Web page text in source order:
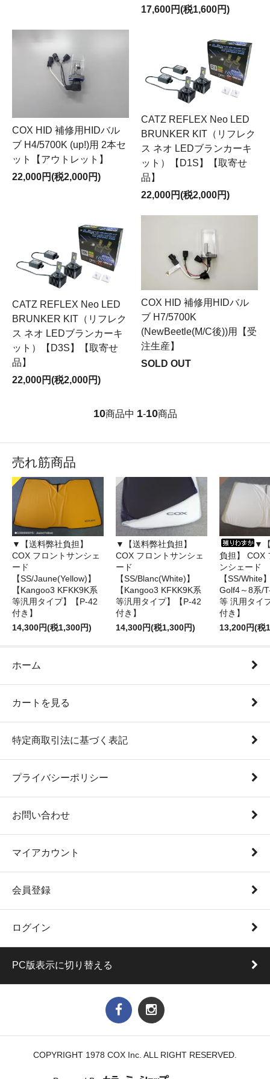
17,600円(税1,600円)
COX HID 補修用HIDバル
ブ H4/5700K (up!)用 2本セ
ット【アウトレット】
22,000円(税2,000円)
CATZ REFLEX Neo LED
BRUNKER KIT（リフレク
ス ネオ LEDブランカーキ
ット）【D1S】【取寄せ
品】
22,000円(税2,000円)
CATZ REFLEX Neo LED
BRUNKER KIT（リフレク
ス ネオ LEDブランカーキ
ット）【D3S】【取寄せ
品】
22,000円(税2,000円)
COX HID 補修用HIDバル
ブ H7/5700K
(NewBeetle(M/C後))用【受
注生産】
SOLD OUT
10商品中 1-10商品
売れ筋商品
▼【送料弊社負担】
COX フロントサンシェ
ード
【SS/Jaune(Yellow)】
【Kangoo3 KFKK9K系
等汎用タイプ】【P-42
付き】
14,300円(税1,300円)
▼【送料弊社負担】
COX フロントサンシェ
ード
【SS/Blanc(White)】
【Kangoo3 KFKK9K系
等汎用タイプ】【P-42
付き】
14,300円(税1,300円)
▼
負担】 COX
ンシェード
【SS/White
Golf4～8系/
等 汎用タイ
付き】
13,200円(税
ホーム
カートを見る
特定商取引法に基づく表記
プライバシーポリシー
お問い合わせ
マイアカウント
会員登録
ログイン
PC版表示に切り替える
COPYRIGHT 1978 COX Inc. ALL RIGHT RESERVED.